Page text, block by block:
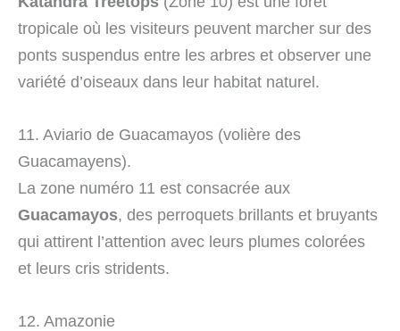
tropicale où les visiteurs peuvent marcher sur des
ponts suspendus entre les arbres et observer une
variété d’oiseaux dans leur habitat naturel.
11. Aviario de Guacamayos (volière des
Guacamayens).
La zone numéro 11 est consacrée aux
Guacamayos, des perroquets brillants et bruyants
qui attirent l’attention avec leurs plumes colorées
et leurs cris stridents.
12. Amazonie